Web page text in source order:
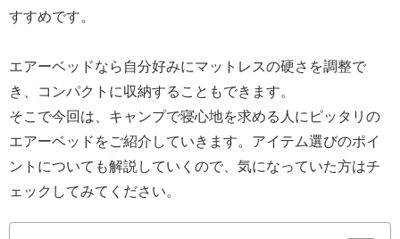
すすめです。
エアーベッドなら自分好みにマットレスの硬さを調整で
き、コンパクトに収納することもできます。
そこで今回は、キャンプで寝心地を求める人にピッタリの
エアーベッドをご紹介していきます。アイテム選びのポイ
ントについても解説していくので、気になっていた方はチ
ェックしてみてください。